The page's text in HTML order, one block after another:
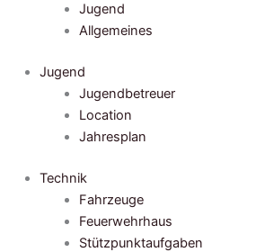
Jugend
Allgemeines
Jugend
Jugendbetreuer
Location
Jahresplan
Technik
Fahrzeuge
Feuerwehrhaus
Stützpunktaufgaben